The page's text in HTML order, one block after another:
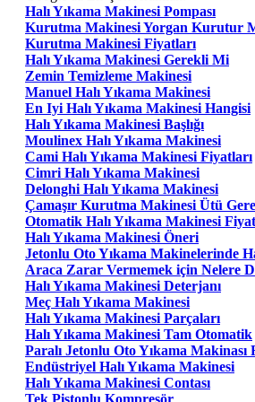
Halı Yıkama Makinesi Pompası
Kurutma Makinesi Yorgan Kurutur
Kurutma Makinesi Fiyatları
Halı Yıkama Makinesi Gerekli Mi
Zemin Temizleme Makinesi
Manuel Halı Yıkama Makinesi
En Iyi Halı Yıkama Makinesi Hangisi
Halı Yıkama Makinesi Başlığı
Moulinex Halı Yıkama Makinesi
Cami Halı Yıkama Makinesi Fiyatları
Cimri Halı Yıkama Makinesi
Delonghi Halı Yıkama Makinesi
Çamaşır Kurutma Makinesi Ütü
Otomatik Halı Yıkama Makinesi
Halı Yıkama Makinesi Öneri
Jetonlu Oto Yıkama Makinelerinde
Araca Zarar Vermemek için Nelere
Halı Yıkama Makinesi Deterjanı
Meç Halı Yıkama Makinesi
Halı Yıkama Makinesi Parçaları
Halı Yıkama Makinesi Tam Otomatik
Paralı Jetonlu Oto Yıkama Makinası
Endüstriyel Halı Yıkama Makinesi
Halı Yıkama Makinesi Contası
Tek Pistonlu Kompresör